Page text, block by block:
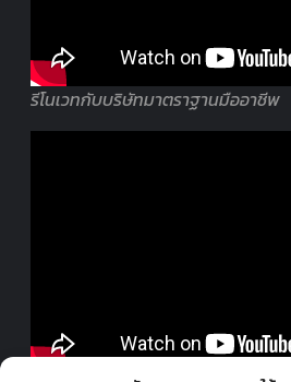
รีโนเวทกับบริษัทมาตราฐานมืออาชีพ